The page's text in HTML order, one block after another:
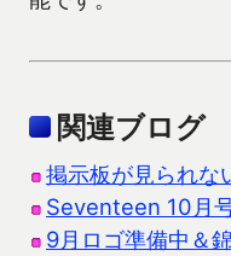
関連ブログ
掲示板が見られな
Seventeen 10月
9月ロゴ準備中＆